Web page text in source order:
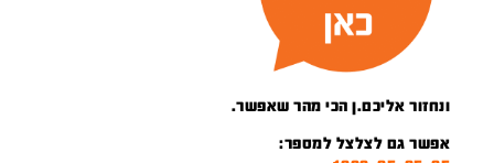
ונחזור אליכם.ן הכי מהר שאפשר.
אפשר גם לצלצל למספר: